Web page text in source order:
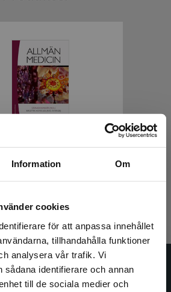
Information Om
cookies
för att anpassa innehållet
tillhandahålla funktioner
analysera vår trafik. Vi
sådana identifierare och annan
till de sociala medier och
fraktregion
1 596 kr